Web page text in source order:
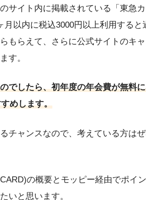
サイト内に掲載されている「東急
以内に税込3000円以上利用すると
もらえて、さらに公式サイトのキ
す。
でしたら、初年度の年会費が無料
めします。
チャンスなので、考えている方は
の概要とモッピー経由でポイ
いと思います。